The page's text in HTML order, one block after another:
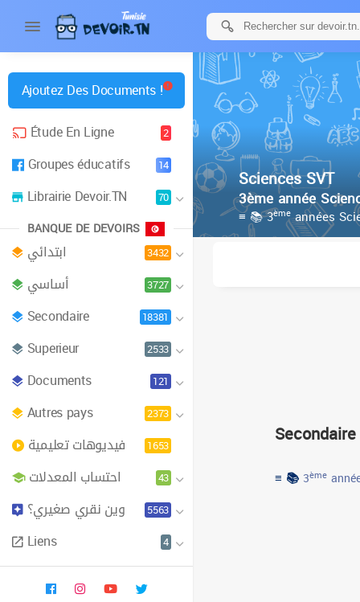
Ajoutez Des Documents !
Étude En Ligne
2
Groupes éducatifs 14
Librairie Devoir.TN 70
BANQUE DE DEVOIRS
ابتدائي 3432
أساسي 3727
Secondaire 18381
Superieur 2533
Documents 121
Autres pays 2373
فيديوهات تعليمية 1653
احتساب المعدلات 43
وين نقري صغيري؟ 5563
Liens 4
Sciences SVT
3ème année
≡ 📚 3èmeannées
Secondaire
≡ 📚 3ème